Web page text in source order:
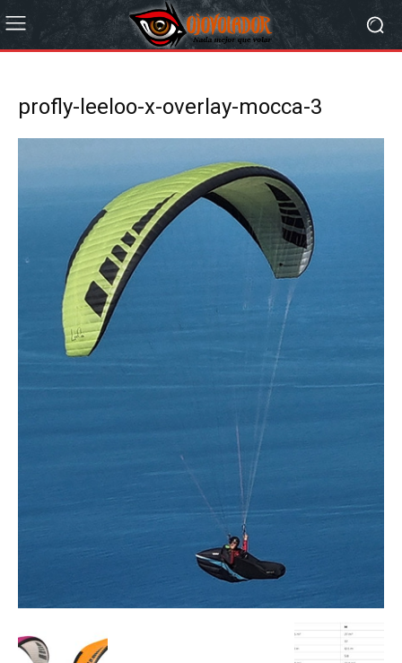
profly-leeloo-x-overlay-mocca-3